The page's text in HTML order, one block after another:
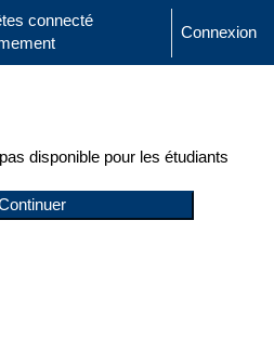
de recherche
connecté
Connexion
disponible pour les étudiants